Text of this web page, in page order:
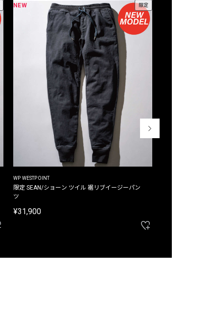
NEW 限定
WP WESTPOINT
限定 SEAN/ショーン ツイル 裾リブイージーパン
ツ
¥31,900